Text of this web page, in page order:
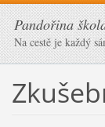
Pandořina
Na cestě je každý